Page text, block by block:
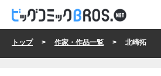
トップ> 作家・作品一覧 > 北崎拓